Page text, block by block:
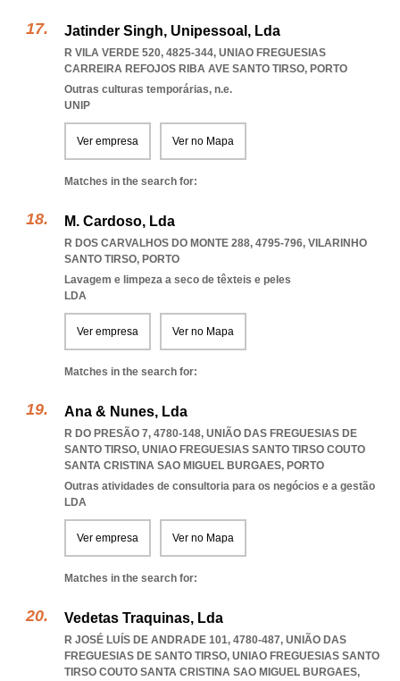
Jatinder Singh, Unipessoal, Lda
R VILA VERDE 520, 4825-344, UNIAO FREGUESIAS
CARREIRA REFOJOS RIBA AVE SANTO TIRSO, PORTO
Outras culturas temporárias, n.e.
UNIP
Ver empresa Ver no Mapa
Matches in the search for:
M. Cardoso, Lda
R DOS CARVALHOS DO MONTE 288, 4795-796, VILARINHO
SANTO TIRSO, PORTO
Lavagem e limpeza a seco de têxteis e peles
LDA
Ver empresa Ver no Mapa
Matches in the search for:
Ana & Nunes, Lda
R DO PRESÃO 7, 4780-148, UNIÃO DAS FREGUESIAS DE
SANTO TIRSO, UNIAO FREGUESIAS SANTO TIRSO COUTO
SANTA CRISTINA SAO MIGUEL BURGAES, PORTO
Outras atividades de consultoria para os negócios e a gestão
LDA
Ver empresa Ver no Mapa
Matches in the search for:
Vedetas Traquinas, Lda
R JOSÉ LUÍS DE ANDRADE 101, 4780-487, UNIÃO DAS
FREGUESIAS DE SANTO TIRSO, UNIAO FREGUESIAS SANTO
TIRSO COUTO SANTA CRISTINA SAO MIGUEL BURGAES,